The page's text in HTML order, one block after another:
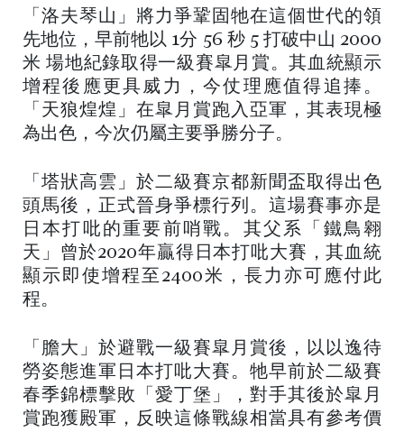
「洛夫琴山」將力爭鞏固牠在這個世代的領
先地位，早前牠以 1分 56 秒 5 打破中山 2000
米 場地紀錄取得一級賽皐月賞。其血統顯示
增程後應更具威力，今仗理應值得追捧。
「天狼煌煌」在皐月賞跑入亞軍，其表現極
為出色，今次仍屬主要爭勝分子。
「塔狀高雲」於二級賽京都新聞盃取得出色
頭馬後，正式晉身爭標行列。這場賽事亦是
日本打吡的重要前哨戰。其父系「鐵鳥翱
天」曾於2020年贏得日本打吡大賽，其血統
顯示即使增程至2400米，長力亦可應付此
程。
「膽大」於避戰一級賽皐月賞後，以以逸待
勞姿態進軍日本打吡大賽。牠早前於二級賽
春季錦標擊敗「愛丁堡」，對手其後於皐月
賞跑獲殿軍，反映這條戰線相當具有參考價